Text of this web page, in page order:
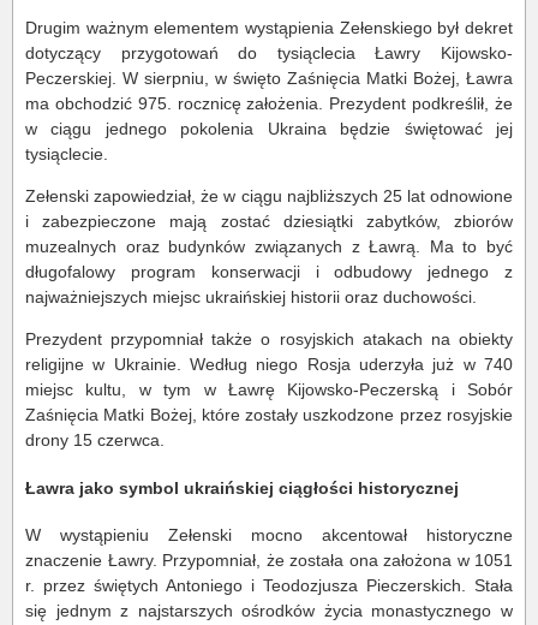
Drugim ważnym elementem wystąpienia Zełenskiego był dekret
dotyczący przygotowań do tysiąclecia Ławry Kijowsko-
Peczerskiej. W sierpniu, w święto Zaśnięcia Matki Bożej, Ławra
ma obchodzić 975. rocznicę założenia. Prezydent podkreślił, że
w ciągu jednego pokolenia Ukraina będzie świętować jej
tysiąclecie.
Zełenski zapowiedział, że w ciągu najbliższych 25 lat odnowione
i zabezpieczone mają zostać dziesiątki zabytków, zbiorów
muzealnych oraz budynków związanych z Ławrą. Ma to być
długofalowy program konserwacji i odbudowy jednego z
najważniejszych miejsc ukraińskiej historii oraz duchowości.
Prezydent przypomniał także o rosyjskich atakach na obiekty
religijne w Ukrainie. Według niego Rosja uderzyła już w 740
miejsc kultu, w tym w Ławrę Kijowsko-Peczerską i Sobór
Zaśnięcia Matki Bożej, które zostały uszkodzone przez rosyjskie
drony 15 czerwca.
Ławra jako symbol ukraińskiej ciągłości historycznej
W wystąpieniu Zełenski mocno akcentował historyczne
znaczenie Ławry. Przypomniał, że została ona założona w 1051
r. przez świętych Antoniego i Teodozjusza Pieczerskich. Stała
się jednym z najstarszych ośrodków życia monastycznego w